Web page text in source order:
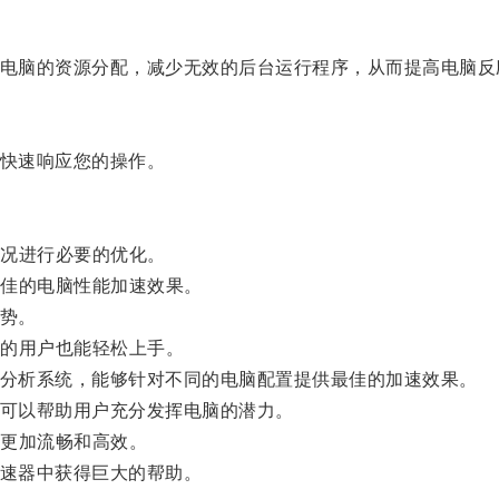
的资源分配，减少无效的后台运行程序，从而提高电脑反
响应您的操作。
行必要的优化。
电脑性能加速效果。
。
户也能轻松上手。
统，能够针对不同的电脑配置提供最佳的加速效果。
帮助用户充分发挥电脑的潜力。
流畅和高效。
中获得巨大的帮助。